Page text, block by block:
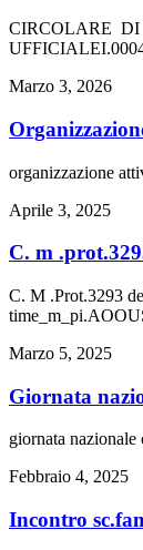
CIRCOLARE DI
Marzo 3, 2026
organizzazione
Aprile 3, 2025
c. m
C. M .Prot.3293
Marzo 5, 2025
giornata
giornata
Febbraio 4, 2025
incontro